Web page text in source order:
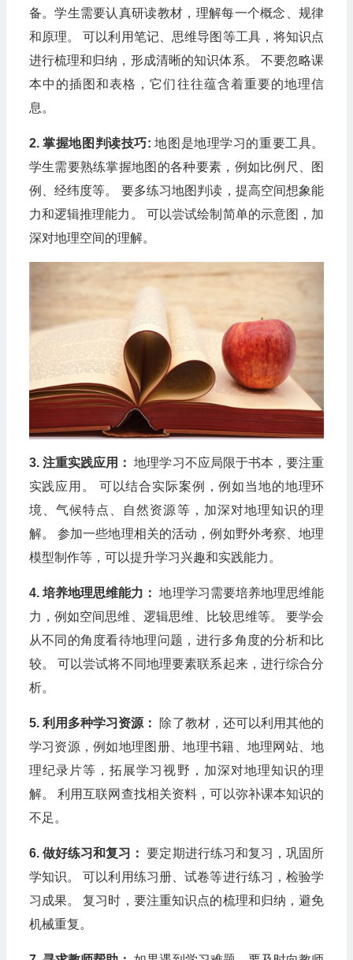
备。学生需要认真研读教材，理解每一个概念、规律
和原理。 可以利用笔记、思维导图等工具，将知识点
进行梳理和归纳，形成清晰的知识体系。 不要忽略课
本中的插图和表格，它们往往蕴含着重要的地理信
息。
2. 掌握地图判读技巧: 地图是地理学习的重要工具。
学生需要熟练掌握地图的各种要素，例如比例尺、图
例、经纬度等。 要多练习地图判读，提高空间想象能
力和逻辑推理能力。 可以尝试绘制简单的示意图，加
深对地理空间的理解。
3. 注重实践应用： 地理学习不应局限于书本，要注重
实践应用。 可以结合实际案例，例如当地的地理环
境、气候特点、自然资源等，加深对地理知识的理
解。 参加一些地理相关的活动，例如野外考察、地理
模型制作等，可以提升学习兴趣和实践能力。
4. 培养地理思维能力： 地理学习需要培养地理思维能
力，例如空间思维、逻辑思维、比较思维等。 要学会
从不同的角度看待地理问题，进行多角度的分析和比
较。 可以尝试将不同地理要素联系起来，进行综合分
析。
5. 利用多种学习资源：
除了教材，还可以利用其他的
学习资源，例如地理图册、地理书籍、地理网站、地
理纪录片等，拓展学习视野，加深对地理知识的理
解。 利用互联网查找相关资料，可以弥补课本知识的
不足。
6. 做好练习和复习： 要定期进行练习和复习，巩固所
学知识。 可以利用练习册、试卷等进行练习，检验学
习成果。 复习时，要注重知识点的梳理和归纳，避免
机械重复。